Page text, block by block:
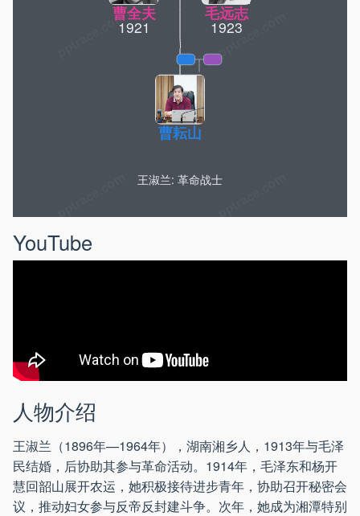
毛远志
1923
曹耘山
曹全夫
1921
王淑兰: 革命战士
YouTube
人物介绍
王淑兰（1896年—1964年），湖南湘乡人，1913年与毛泽
民结婚，后协助其参与革命活动。1914年，毛泽东和杨开
慧回韶山展开农运，她积极接待进步青年，协助召开秘密会
议，推动妇女参与反帝反封建斗争。次年，她成为湘潭特别